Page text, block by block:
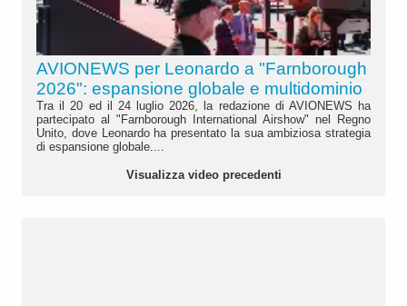
AVIONEWS per Leonardo a "Farnborough
2026": espansione globale e multidominio
Tra il 20 ed il 24 luglio 2026, la redazione di AVIONEWS ha
partecipato al "Farnborough International Airshow" nel Regno
Unito, dove Leonardo ha presentato la sua ambiziosa strategia
di espansione globale....
Visualizza video precedenti